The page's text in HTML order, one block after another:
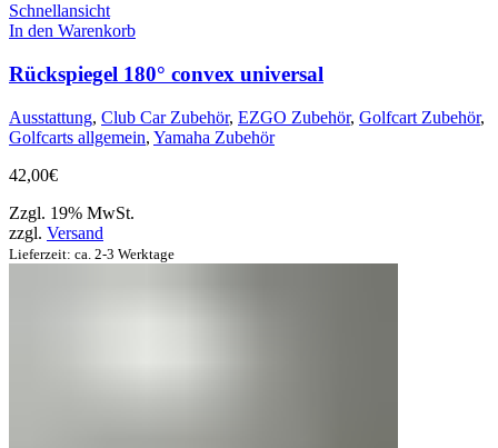
Schnellansicht
In den Warenkorb
Rückspiegel 180° convex universal
Ausstattung, Club Car Zubehör, EZGO Zubehör, Golfcart Zubehör,
Golfcarts allgemein, Yamaha Zubehör
42,00€
Zzgl. 19% MwSt.
zzgl. Versand
Lieferzeit: ca. 2-3 Werktage